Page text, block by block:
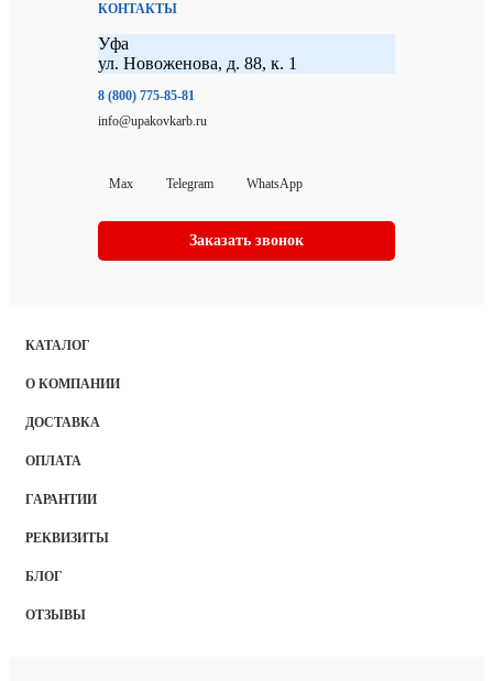
КОНТАКТЫ
Уфа
ул. Новоженова, д. 88, к. 1
8 (800) 775-85-81
info@upakovkarb.ru
Max Telegram WhatsApp
Заказать звонок
КАТАЛОГ
О КОМПАНИИ
ДОСТАВКА
ОПЛАТА
ГАРАНТИИ
РЕКВИЗИТЫ
БЛОГ
ОТЗЫВЫ